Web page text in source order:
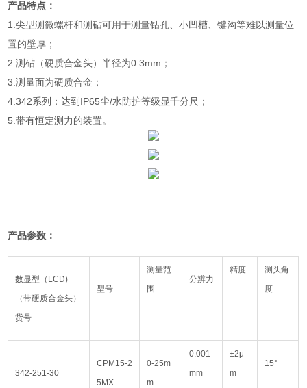
产品特点：
1.尖型测微螺杆和测砧可用于测量钻孔、小凹槽、键沟等难以测量位
置的壁厚；
2.测砧（硬质合金头）半径为0.3mm；
3.测量面为硬质合金；
4.342系列：达到IP65尘/水防护等级显千分尺；
5.带有恒定测力的装置。
产品参数：
数显型（LCD)
（带硬质合金头）
货号
型号
测量范
围
分辨力
精度
测头角
度
342-251-30
CPM15-2
5MX
0-25m
m
0.001
mm
±2μ
m
15°